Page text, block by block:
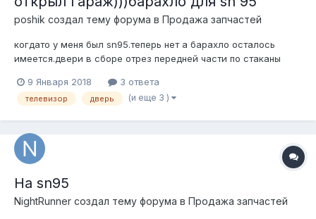
poshik создал тему форума в Продажа запчастей
когдато у меня был sn95.теперь нет а барахло осталось
имеется.двери в сборе отрез передней части по стаканы
петли капота форточки докатка на аллюминиевом диске
рулевой вал может надо кому
9 Января 2018 3 ответа
телевизор дверь (и еще 3 )
На sn95
NightRunner создал тему форума в Продажа запчастей